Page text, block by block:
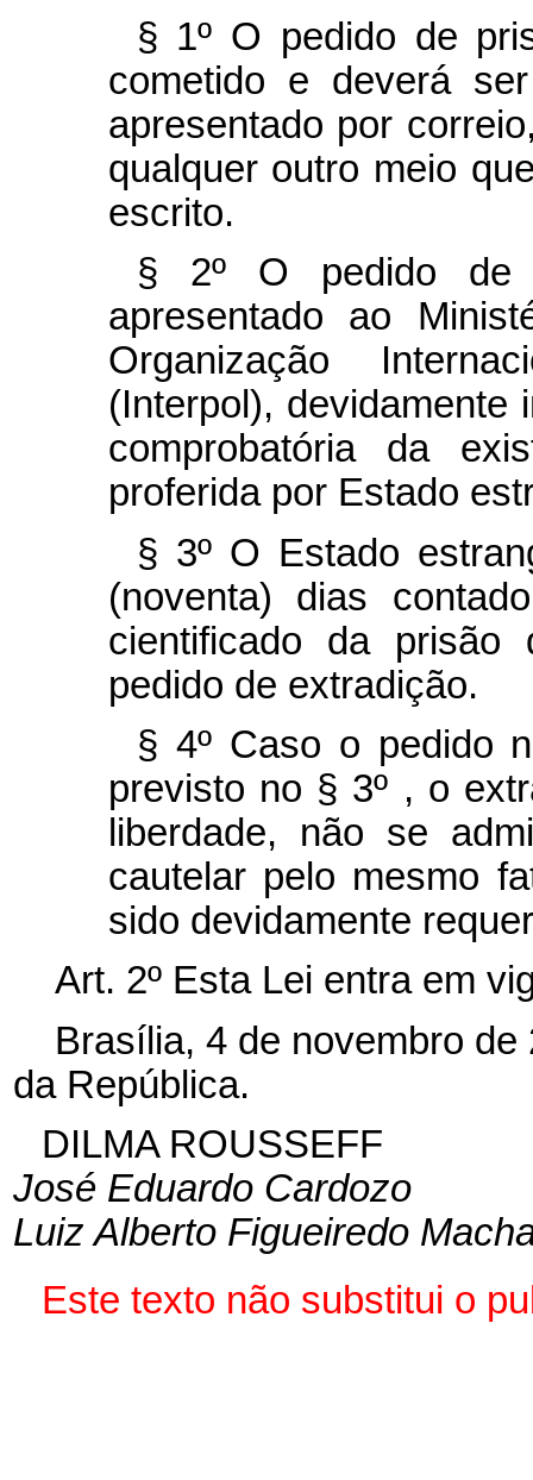
§ 1º O pedido de
cometido e deverá
apresentado por
qualquer outro meio
escrito.
§ 2º O pedido de
apresentado ao
Organização
(Interpol), devidamente
comprobatória da
proferida por Estado
§ 3º O Estado
(noventa) dias
cientificado da prisão
pedido de extradição.
§ 4º Caso o pedido
previsto no § 3º , o
liberdade, não se
cautelar pelo mesmo
sido devidamente
Art. 2º Esta Lei entra em
Brasília, 4 de novembro de
da República.
DILMA ROUSSEFF
José Eduardo Cardozo
Luiz Alberto Figueiredo
Este texto não substitui o